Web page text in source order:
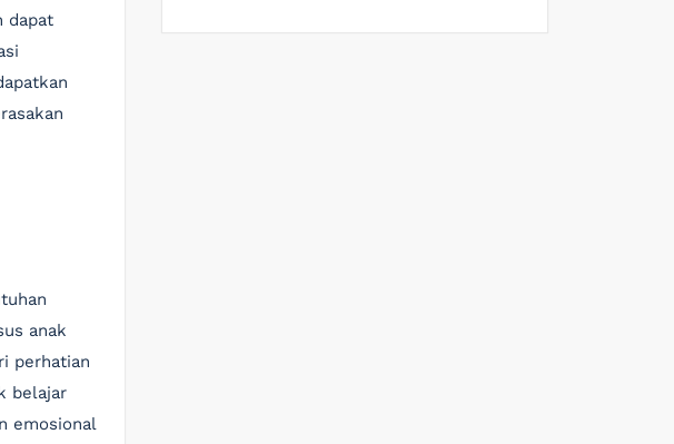
dapat
anak
perhatian
belajar
emosional